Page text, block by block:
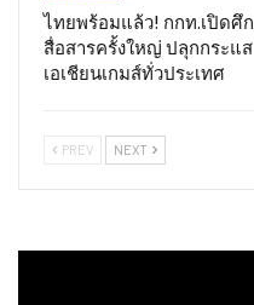
ไทยพร้อมแล้ว! กกท.เปิดศึก
สื่อสารครั้งใหญ่ ปลุกกระแส
เอเชียนเกมส์ทั่วประเทศ
PREV NEXT